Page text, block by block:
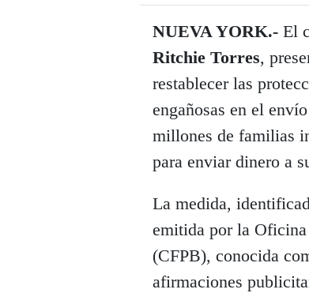
NUEVA YORK.- El
Ritchie Torres,
restablecer las
engañosas en el
millones de familias
para enviar dinero a
La medida,
emitida por la
(CFPB), conocida
afirmaciones